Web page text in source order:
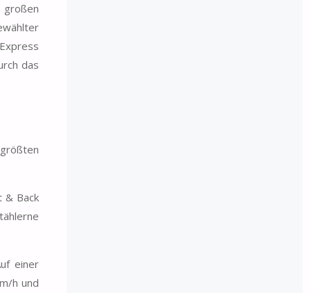
großen
das
& Back
einer
h und